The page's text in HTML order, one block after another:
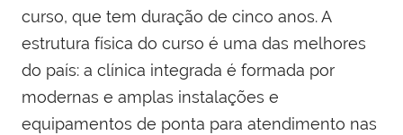
curso, que tem duração de cinco anos. A
estrutura física do curso é uma das melhores
do país: a clínica integrada é formada por
modernas e amplas instalações e
equipamentos de ponta para atendimento nas